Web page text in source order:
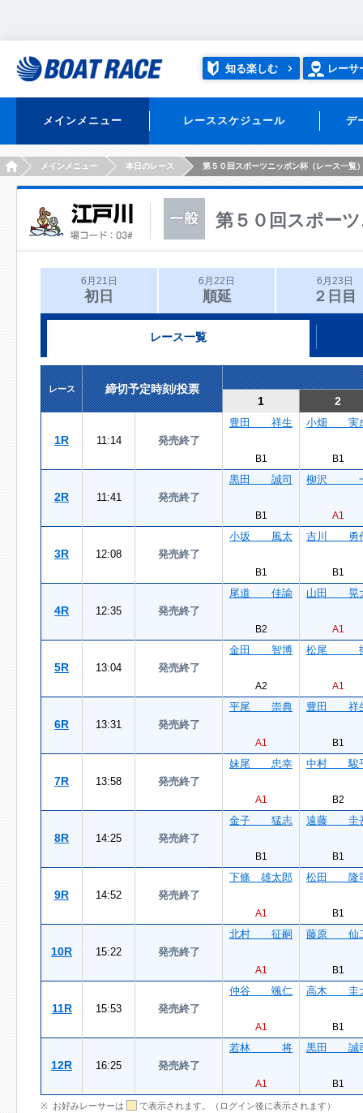
知る楽しむ レーサ
メインメニュー レーススケジュール デ
HOMEメインメニュー 本日のレース 第５０回スポーツニッポン杯（レース一覧
第５０回スポー
6月21日
初日
6月22日
順延
6月23日
２日目
レース一覧
レース
締切予定時刻/投票
1
2
1R 11:14 発売終了
豊田 祥生
B1
小畑 実
B1
2R 11:41 発売終了
黒田 誠司
B1
柳沢
A1
3R 12:08 発売終了
小坂 風太
B1
吉川 勇
B1
4R 12:35 発売終了
尾道 佳諭
B2
山田 晃
A1
5R 13:04 発売終了
金田 智博
A2
松尾
A1
6R 13:31 発売終了
平尾 崇典
A1
豊田 祥
B1
7R 13:58 発売終了
妹尾 忠幸
A1
中村 駿
B2
8R 14:25 発売終了
金子 猛志
B1
遠藤 圭
B1
9R 14:52 発売終了
下條 雄太郎
A1
松田 隆
B1
10R 15:22 発売終了
北村 征嗣
A1
藤原 仙
B1
11R 15:53 発売終了
仲谷 颯仁
A1
高木 圭
B1
12R 16:25 発売終了
若林 将
A1
黒田 誠
B1
お好みレーサーは
で表示されます。（ログイン後に表示されます）